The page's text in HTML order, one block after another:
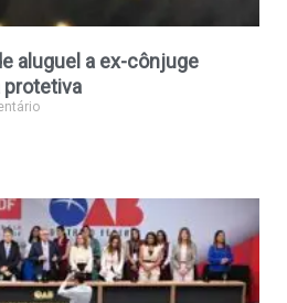
aluguel a ex-cônjuge
protetiva